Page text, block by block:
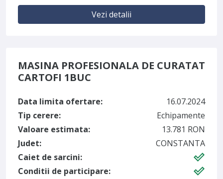
Vezi detalii
MASINA PROFESIONALA DE CURATAT
CARTOFI 1BUC
Data limita ofertare:
16.07.2024
Tip cerere:
Echipamente
Valoare estimata:
13.781 RON
Judet:
CONSTANTA
Caiet de sarcini:
Conditii de participare: